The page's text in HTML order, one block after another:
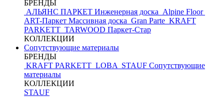
БРЕНДЫ
АЛЬЯНС ПАРКЕТ Инженерная доска Alpine Floor
ART-Паркет Массивная доска Gran Parte KRAFT
PARKETT TARWOOD Паркет-Стар
КОЛЛЕКЦИИ
Сопутствующие материалы
БРЕНДЫ
KRAFT PARKETT LOBA STAUF Сопутствующие
материалы
КОЛЛЕКЦИИ
STAUF